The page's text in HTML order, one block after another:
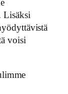
Lisäksi
voisi